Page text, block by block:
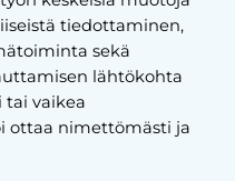
tiedottaminen,
sekä
lähtökohta
tai vaikea
ottaa nimettömästi ja